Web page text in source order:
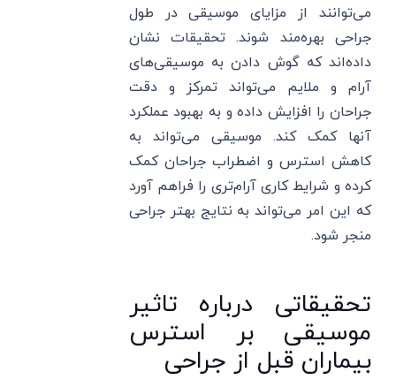
می‌توانند از مزایای موسیقی در طول
جراحی بهره‌مند شوند. تحقیقات نشان
داده‌اند که گوش دادن به موسیقی‌های
آرام و ملایم می‌تواند تمرکز و دقت
جراحان را افزایش داده و به بهبود عملکرد
آنها کمک کند. موسیقی می‌تواند به
کاهش استرس و اضطراب جراحان کمک
کرده و شرایط کاری آرام‌تری را فراهم آورد
که این امر می‌تواند به نتایج بهتر جراحی
منجر شود.
تحقیقاتی درباره تاثیر
موسیقی بر استرس
بیماران قبل از جراحی